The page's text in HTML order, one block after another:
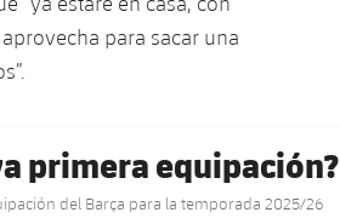
para sacar una
primera equipación?
del Barça para la temporada 2025/26